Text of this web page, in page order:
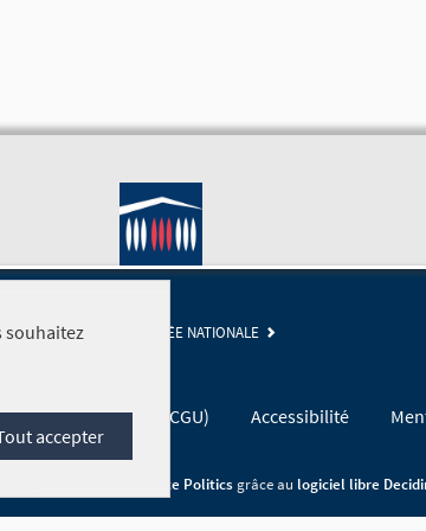
SITE DE L'ASSEMBLÉE NATIONALE
d'utilisation (CGU) Accessibilité
Open Source Politicsgrâce au logiciel libre
souhaitez
accepter